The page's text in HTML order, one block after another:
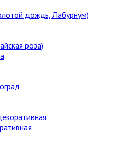
дождь, Лабурнум)
роза)